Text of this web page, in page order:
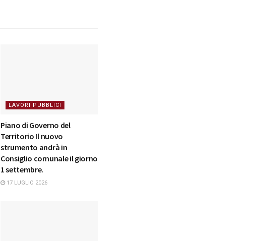
LAVORI PUBBLICI
Piano di Governo del
Territorio Il nuovo
strumento andrà in
Consiglio comunale il giorno
1 settembre.
17 LUGLIO 2026